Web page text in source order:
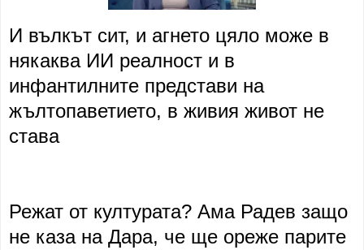
И вълкът сит, и агнето цяло може в
някаква ИИ реалност и в
инфантилните представи на
жълтопаветието, в живия живот не
става
Режат от културата? Ама Радев защо
не каза на Дара, че ще ореже парите